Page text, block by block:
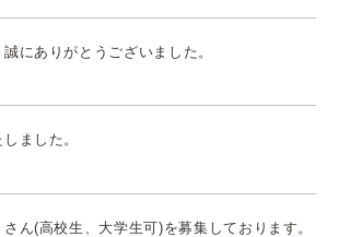
にありがとうございました。
ました。
ん(高校生、大学生可)を募集しております。